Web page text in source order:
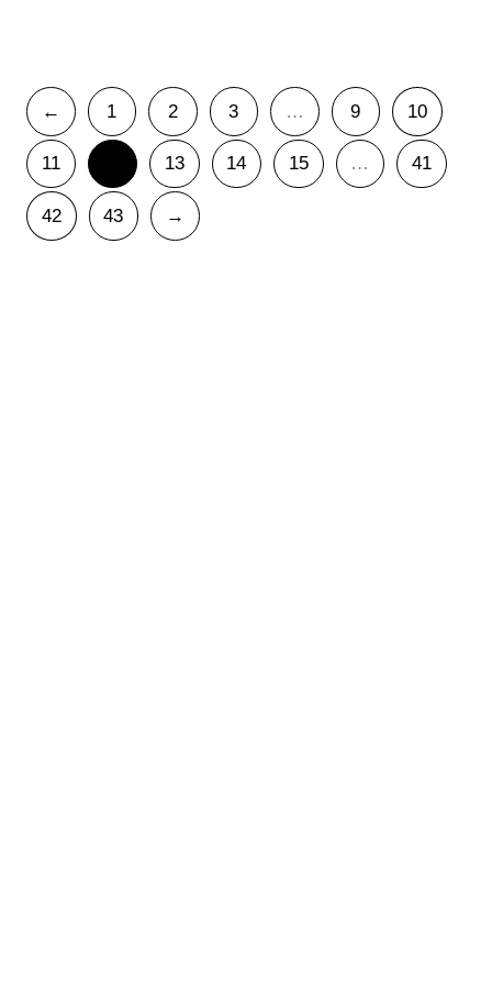
← 1 2 3 … 9 10
11 13 14 15 … 41
42 43 →